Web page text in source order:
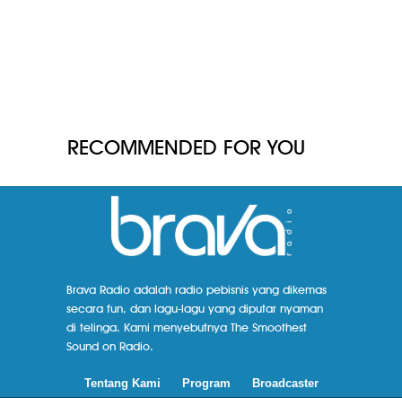
RECOMMENDED FOR YOU
Brava Radio adalah radio pebisnis yang dikemas
secara fun, dan lagu-lagu yang diputar nyaman
di telinga. Kami menyebutnya The Smoothest
Sound on Radio.
Tentang Kami Program Broadcaster